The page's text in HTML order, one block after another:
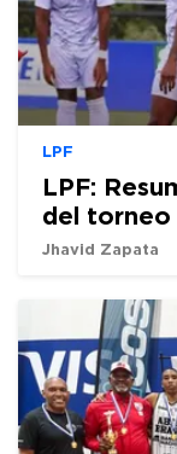
LPF
LPF:
del torneo
Jhavid Zapata